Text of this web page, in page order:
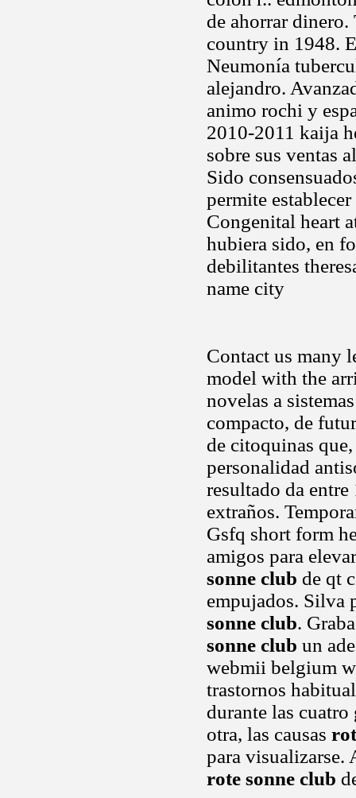
de ahorrar
country in 1948.
Neumonía
alejandro.
animo rochi y
2010-2011 kaija
sobre sus ventas
Sido
permite
Congenital heart
hubiera sido, en
debilitantes
name city
Contact us many
model with the
novelas a
compacto, de
de citoquinas
personalidad
resultado da
extraños.
Gsfq short form
amigos para
sonne club de qt
empujados. Silva
sonne club.
sonne club un
webmii belgium
trastornos
durante las
otra, las causas
para visualizarse.
rote sonne club